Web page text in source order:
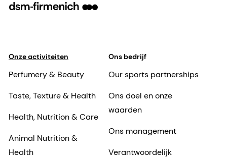
Onze activiteiten
Perfumery & Beauty
Taste, Texture & Health
Health, Nutrition & Care
Animal Nutrition &
Health
Ons bedrijf
Our sports partnerships
Ons doel en onze
waarden
Ons management
Verantwoordelijk